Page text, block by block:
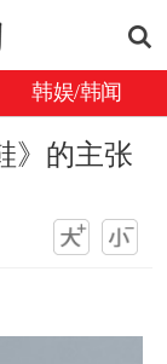
韩娱/韩闻
》的主张